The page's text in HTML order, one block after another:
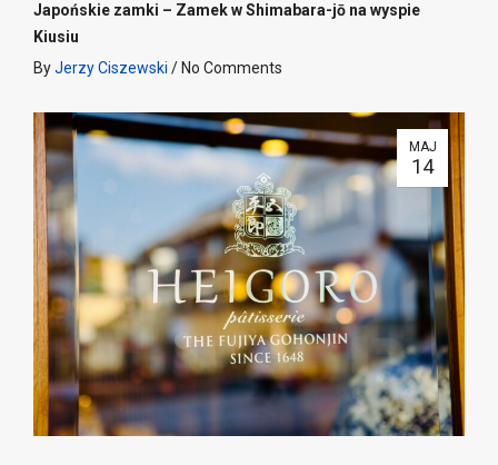
Japońskie zamki – Zamek w Shimabara-jō na wyspie
Kiusiu
ByJerzy Ciszewski / No Comments
MAJ
14